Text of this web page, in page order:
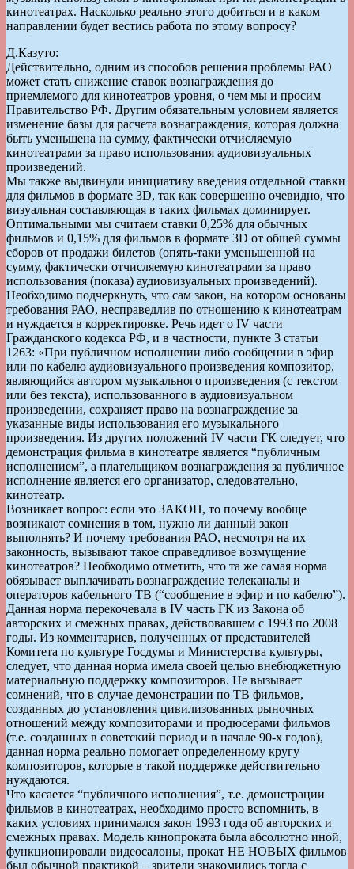
кинотеатрах. Насколько реально этого добиться и в каком
направлении будет вестись работа по этому вопросу?
Д.Казуто:
Действительно, одним из способов решения проблемы РАО
может стать снижение ставок вознаграждения до
приемлемого для кинотеатров уровня, о чем мы и просим
Правительство РФ. Другим обязательным условием является
изменение базы для расчета вознаграждения, которая должна
быть уменьшена на сумму, фактически отчисляемую
кинотеатрами за право использования аудиовизуальных
произведений.
Мы также выдвинули инициативу введения отдельной ставки
для фильмов в формате 3D, так как совершенно очевидно, что
визуальная составляющая в таких фильмах доминирует.
Оптимальными мы считаем ставки 0,25% для обычных
фильмов и 0,15% для фильмов в формате 3D от общей суммы
сборов от продажи билетов (опять-таки уменьшенной на
сумму, фактически отчисляемую кинотеатрами за право
использования (показа) аудиовизуальных произведений).
Необходимо подчеркнуть, что сам закон, на котором основаны
требования РАО, несправедлив по отношению к кинотеатрам
и нуждается в корректировке. Речь идет о IV части
Гражданского кодекса РФ, и в частности, пункте 3 статьи
1263: «При публичном исполнении либо сообщении в эфир
или по кабелю аудиовизуального произведения композитор,
являющийся автором музыкального произведения (с текстом
или без текста), использованного в аудиовизуальном
произведении, сохраняет право на вознаграждение за
указанные виды использования его музыкального
произведения. Из других положений IV части ГК следует, что
демонстрация фильма в кинотеатре является “публичным
исполнением”, а плательщиком вознаграждения за публичное
исполнение является его организатор, следовательно,
кинотеатр.
Возникает вопрос: если это ЗАКОН, то почему вообще
возникают сомнения в том, нужно ли данный закон
выполнять? И почему требования РАО, несмотря на их
законность, вызывают такое справедливое возмущение
кинотеатров? Необходимо отметить, что та же самая норма
обязывает выплачивать вознаграждение телеканалы и
операторов кабельного ТВ (“сообщение в эфир и по кабелю”).
Данная норма перекочевала в IV часть ГК из Закона об
авторских и смежных правах, действовавшем с 1993 по 2008
годы. Из комментариев, полученных от представителей
Комитета по культуре Госдумы и Министерства культуры,
следует, что данная норма имела своей целью внебюджетную
материальную поддержку композиторов. Не вызывает
сомнений, что в случае демонстрации по ТВ фильмов,
созданных до установления цивилизованных рыночных
отношений между композиторами и продюсерами фильмов
(т.е. созданных в советский период и в начале 90-х годов),
данная норма реально помогает определенному кругу
композиторов, которые в такой поддержке действительно
нуждаются.
Что касается “публичного исполнения”, т.е. демонстрации
фильмов в кинотеатрах, необходимо просто вспомнить, в
каких условиях принимался закон 1993 года об авторских и
смежных правах. Модель кинопроката была абсолютно иной,
функционировали видеосалоны, прокат НЕ НОВЫХ фильмов
был обычной практикой – зрители знакомились тогда с